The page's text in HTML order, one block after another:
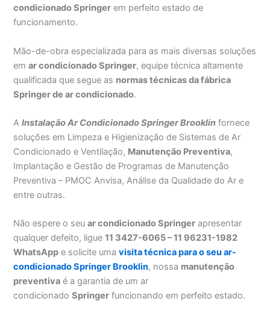
condicionado Springer em perfeito estado de
funcionamento.
Mão-de-obra especializada para as mais diversas soluções
emar condicionado Springer, equipe técnica altamente
qualificada que segue as normas técnicas da fábrica
Springer de ar condicionado.
AInstalação Ar Condicionado Springer Brooklin fornece
soluções em Limpeza e Higienização de Sistemas de Ar
Condicionado e Ventilação, Manutenção Preventiva,
Implantação e Gestão de Programas de Manutenção
Preventiva – PMOC Anvisa, Análise da Qualidade do Ar e
entre outras.
Não espere o seuar condicionado Springer apresentar
qualquer defeito, ligue11 3427-6065 – 11 96231-1982
WhatsApp e solicite umavisita técnica para o seu ar-
condicionado Springer Brooklin, nossa manutenção
preventiva é a garantia de um ar
condicionadoSpringer funcionando em perfeito estado.